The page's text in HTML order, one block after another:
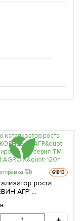
61813
роста
АГР"
серия ТМ
120г